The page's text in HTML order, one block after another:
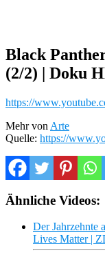
Black
(2/2) | Doku
https://
Mehr von Arte
Quelle: https://
Ähnliche Videos:
Der Jahrzehnte
Lives Matter |